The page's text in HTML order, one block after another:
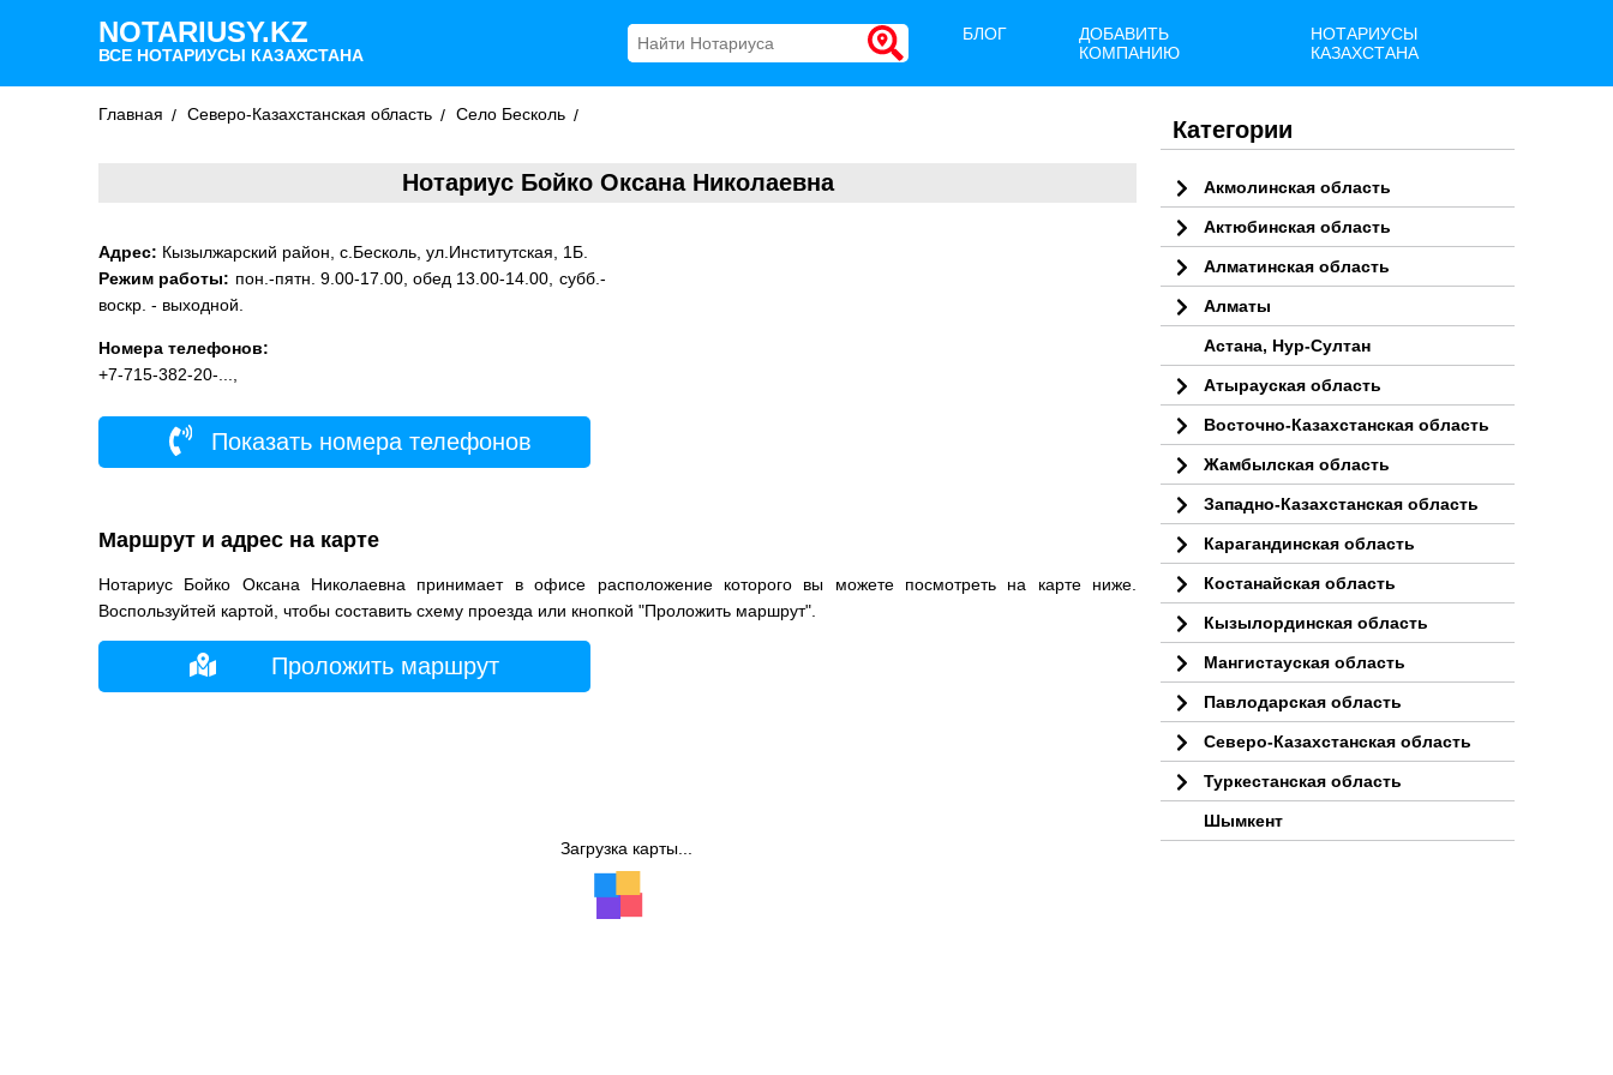
NOTARIUSY.KZ
ВСЕ НОТАРИУСЫ КАЗАХСТАНА
БЛОГ
ДОБАВИТЬ
КОМПАНИЮ
НОТАРИУСЫ
КАЗАХСТАНА
Главная Северо-Казахстанская область Село Бесколь
Нотариус Бойко Оксана Николаевна
Адрес: Кызылжарский район, с.Бесколь, ул.Институтская, 1Б.
Режим работы: пон.-пятн. 9.00-17.00, обед 13.00-14.00, субб.-
воскр. - выходной.
Номера телефонов:
+7-715-382-20-...,
Показать номера телефонов
Маршрут и адрес на карте
Нотариус Бойко Оксана Николаевна принимает в офисе расположение которого вы можете посмотреть на карте ниже.
Воспользуйтей картой, чтобы составить схему проезда или кнопкой "Проложить маршрут".
Проложить маршрут
Загрузка карты...
Категории
Акмолинская область
Актюбинская область
Алматинская область
Алматы
Астана, Нур-Султан
Атырауская область
Восточно-Казахстанская область
Жамбылская область
Западно-Казахстанская область
Карагандинская область
Костанайская область
Кызылординская область
Мангистауская область
Павлодарская область
Северо-Казахстанская область
Туркестанская область
Шымкент